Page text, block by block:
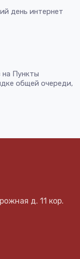
день интернет
на Пункты
общей очереди,
д. 11 кор.